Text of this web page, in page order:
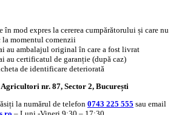
în mod expres la cererea cumpărătorului și care nu
la momentul comenzii
au ambalajul original în care a fost livrat
au certificatul de garanție (după caz)
de identificare deteriorată
Agricultori nr. 87, Sector 2, București
la numărul de telefon 0743 225 555 sau email